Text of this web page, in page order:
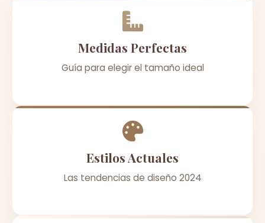
Medidas Perfectas
Guía para elegir el tamaño ideal
Estilos Actuales
Las tendencias de diseño 2024